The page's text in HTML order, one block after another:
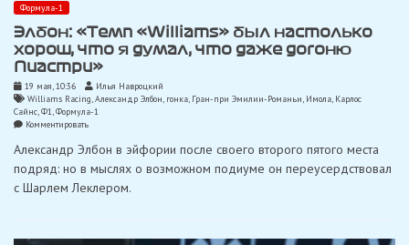
Формула-1
Элбон: «Темп «Williams» был настолько
хорош, что я думал, что даже догоню
Пиастри»
19 мая, 10:36
Илья Навроцкий
Williams Racing Александр Элбон гонка Гран-при Эмилии-Романьи Имола Карлос
Сайнс Ф1 Формула-1
Комментироватьon
«Темп
был
настолько
думал,
Александр Элбон в эйфории после своего второго пятого места
подряд: но в мыслях о возможном подиуме он переусердствовал
с Шарлем Леклером.